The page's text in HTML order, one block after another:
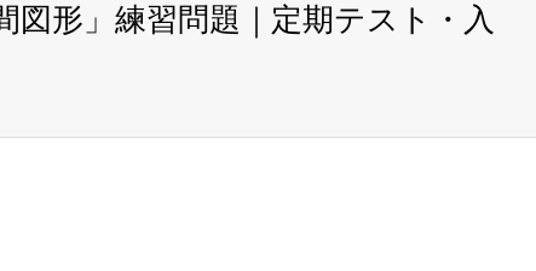
図形」練習問題｜定期テスト・入